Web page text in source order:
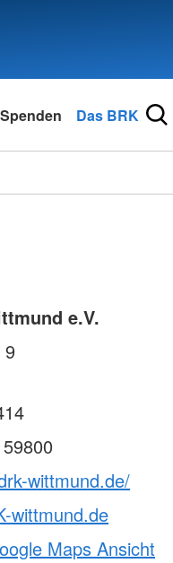
Spenden Das BRK
e.V.
9
wittmund.de/
wittmund.de
Maps Ansicht